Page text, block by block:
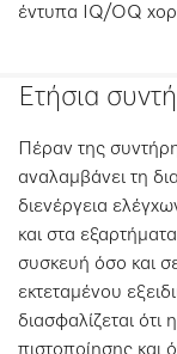
έντυπα IQ/OQ
Ετήσια
Πέραν της
αναλαμβάνει τη
διενέργεια
και στα
συσκευή όσο και
εκτεταμένου
διασφαλίζεται